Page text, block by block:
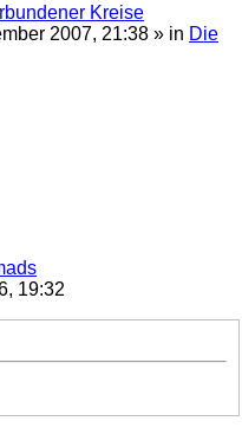
Kreise
2007, 21:38 » in Die
19:32